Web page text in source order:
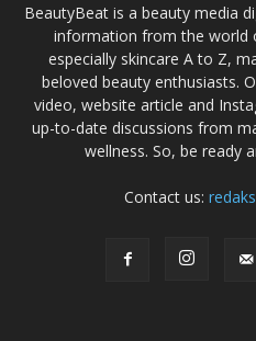
BeautyBeat is a beauty media
information from the world
especially skincare A to Z,
beloved beauty enthusiasts.
video, website article and
up-to-date discussions from
wellness. So, be ready
Contact us: